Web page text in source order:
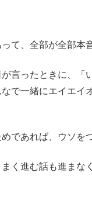
て、全部が全部本
言ったときに、「
で一緒にエイエイ
であれば、ウソを
く進む話も進まな